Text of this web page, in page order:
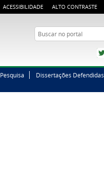
ACESSIBILIDADE ALTO CONTRASTE
Buscar no portal
Pesquisa Dissertações Defendidas